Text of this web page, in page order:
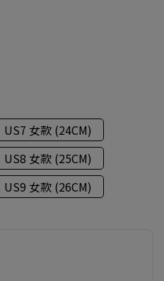
US7 女款 (24CM)
US8 女款 (25CM)
US9 女款 (26CM)